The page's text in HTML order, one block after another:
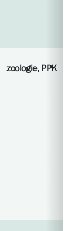
zoologie, PPK